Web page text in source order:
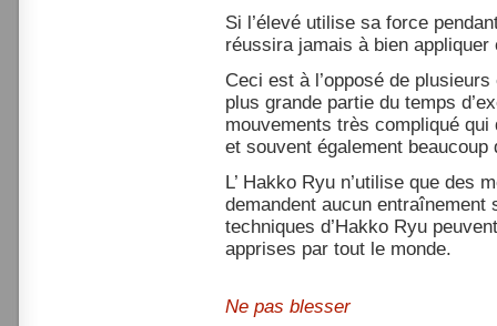
Si l’élevé utilise sa force
réussira jamais à bien appliquer
Ceci est à l’opposé de
plus grande partie du temps
mouvements très compliqué
et souvent également beaucoup
L’ Hakko Ryu n’utilise que des
demandent aucun
techniques d’Hakko Ryu
apprises par tout le monde.
Ne pas blesser